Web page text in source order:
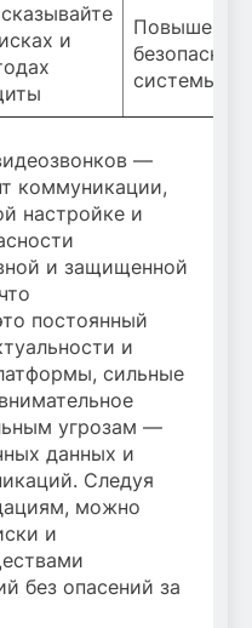
и
Повышение
системы
—
коммуникации,
настройке и
и защищенной
постоянный
и
сильные
угрозам —
данных и
Следуя
можно
и
без опасений за